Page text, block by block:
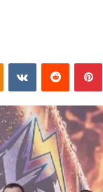
بينتيريست ‏VKontakte